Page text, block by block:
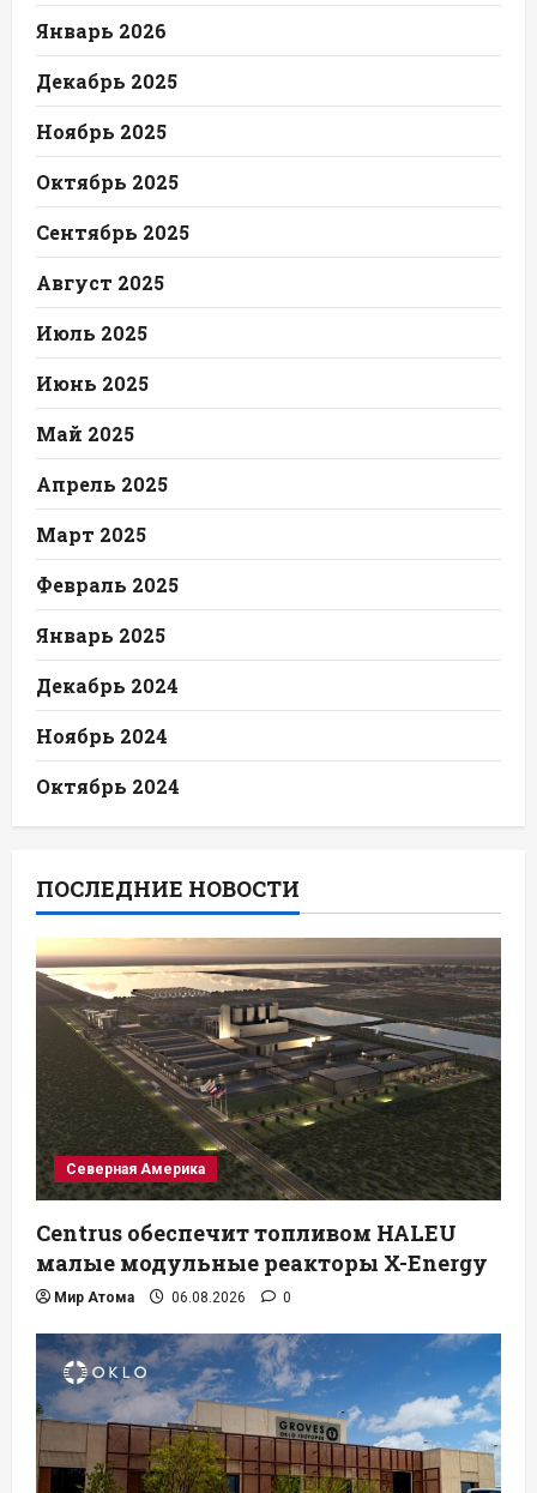
Январь 2026
Декабрь 2025
Ноябрь 2025
Октябрь 2025
Сентябрь 2025
Август 2025
Июль 2025
Июнь 2025
Май 2025
Апрель 2025
Март 2025
Февраль 2025
Январь 2025
Декабрь 2024
Ноябрь 2024
Октябрь 2024
ПОСЛЕДНИЕ НОВОСТИ
Северная Америка
Centrus обеспечит топливом HALEU
малые модульные реакторы X-Energy
Мир Атома 06.08.2026 0